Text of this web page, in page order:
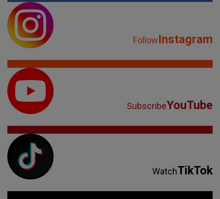
FollowInstagram
SubscribeYouTube
WatchTikTok